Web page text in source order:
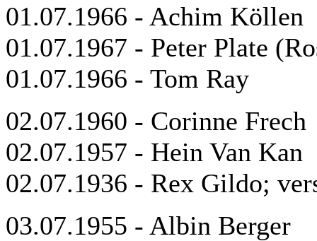
01.07.1966 - Achim Köllen
01.07.1967 - Peter Plate
01.07.1966 - Tom Ray
02.07.1960 - Corinne Frech
02.07.1957 - Hein Van Kan
02.07.1936 - Rex Gildo;
03.07.1955 - Albin Berger